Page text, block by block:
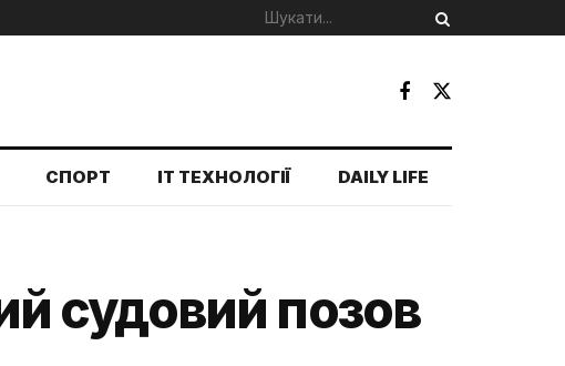
СПОРТ IT ТЕХНОЛОГІЇ DAILY LIFE
судовий позов